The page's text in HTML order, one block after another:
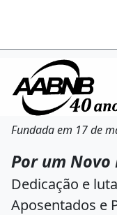
Fundada em 17 de
Por um Novo
Dedicação e
Aposentados e